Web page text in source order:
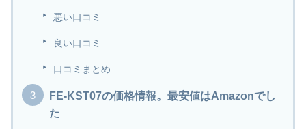
悪い口コミ
良い口コミ
口コミまとめ
FE-KST07の価格情報。最安値はAmazonでし
た